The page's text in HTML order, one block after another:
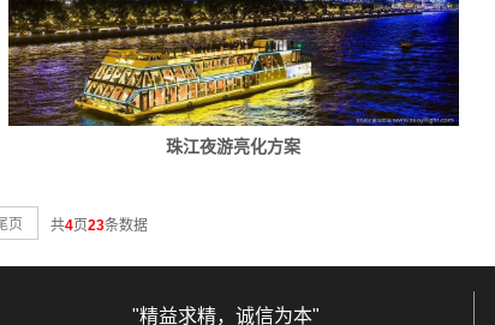
珠江夜游亮化方案
页 共4页23条数据
"精益求精，诚信为本"